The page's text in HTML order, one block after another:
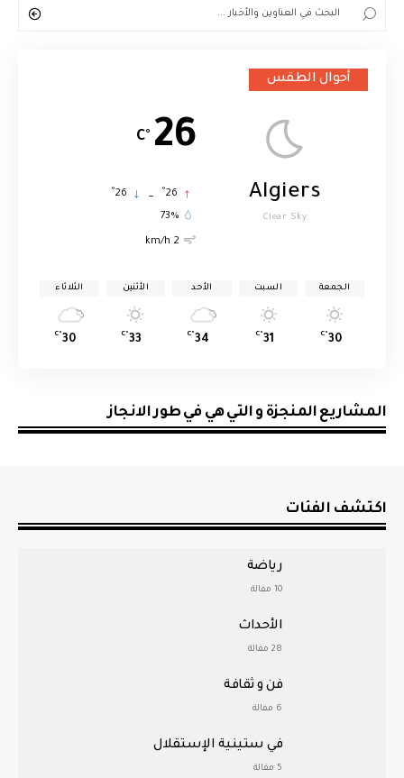
أحوال الطقس
26
°C
Algiers
Clear Sky
26
°
_
26
°
73%
2 km/h
الجمعة
30
°C
السبت
31
°C
الأحد
34
°C
الأثنين
33
°C
الثلاثاء
30
°C
المشاريع المنجزة و التي هي في طور الانجاز
اكتشف الفئات
رياضة
10 مفالة
الأحداث
28 مفالة
فن و ثقافة
6 مفالة
في ستينية الإستقلال
5 مفالة